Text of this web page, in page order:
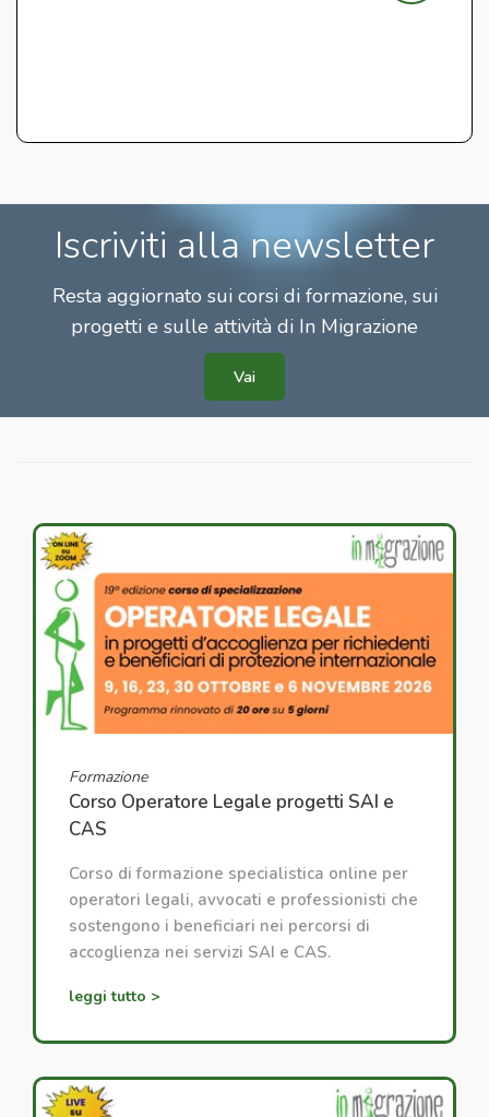
Iscriviti alla newsletter
Resta aggiornato sui corsi di formazione, sui
progetti e sulle attività di In Migrazione
Vai
Formazione
Corso Operatore Legale progetti SAI e
CAS
Corso di formazione specialistica online per
operatori legali, avvocati e professionisti che
sostengono i beneficiari nei percorsi di
accoglienza nei servizi SAI e CAS.
leggi tutto >